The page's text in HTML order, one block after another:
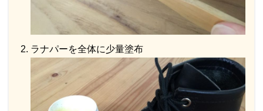
ラナパーを全体に少量塗布